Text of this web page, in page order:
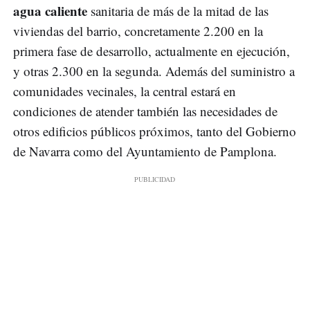
agua caliente sanitaria de más de la mitad de las
viviendas del barrio, concretamente 2.200 en la
primera fase de desarrollo, actualmente en ejecución,
y otras 2.300 en la segunda. Además del suministro a
comunidades vecinales, la central estará en
condiciones de atender también las necesidades de
otros edificios públicos próximos, tanto del Gobierno
de Navarra como del Ayuntamiento de Pamplona.